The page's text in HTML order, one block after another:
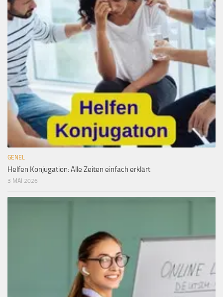
GENEL
Helfen Konjugation: Alle Zeiten einfach erklärt
3 MAI 2026